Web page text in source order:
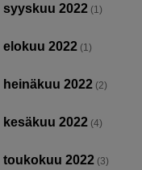
syyskuu 2022 (1)
elokuu 2022 (1)
heinäkuu 2022 (2)
kesäkuu 2022 (4)
toukokuu 2022 (3)